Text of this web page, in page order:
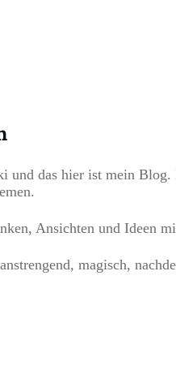
und das hier ist mein
Ansichten und Ideen
magisch,